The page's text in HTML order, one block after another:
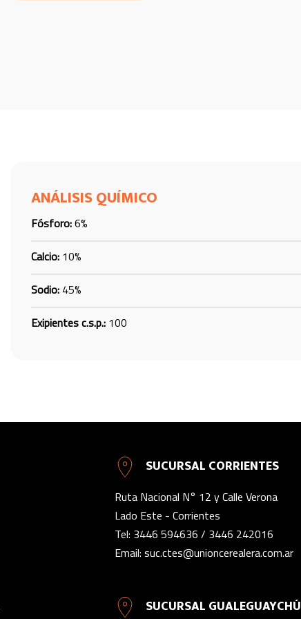
ANÁLISIS QUÍMICO
Fósforo:6%
Calcio: 10%
Sodio: 45%
Exipientes c.s.p.: 100
SUCURSAL CORRIENTES
Ruta Nacional N° 12 y Calle Verona
Lado Este - Corrientes
Tel: 3446 594636 / 3446 242016
Email:suc.ctes@unioncerealera.com.ar
SUCURSAL GUALEGUAYCHÚ